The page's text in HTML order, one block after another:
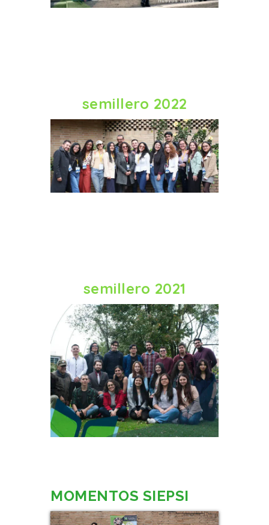
semillero 2022
semillero 2021
MOMENTOS SIEPSI